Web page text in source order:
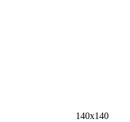
140х140